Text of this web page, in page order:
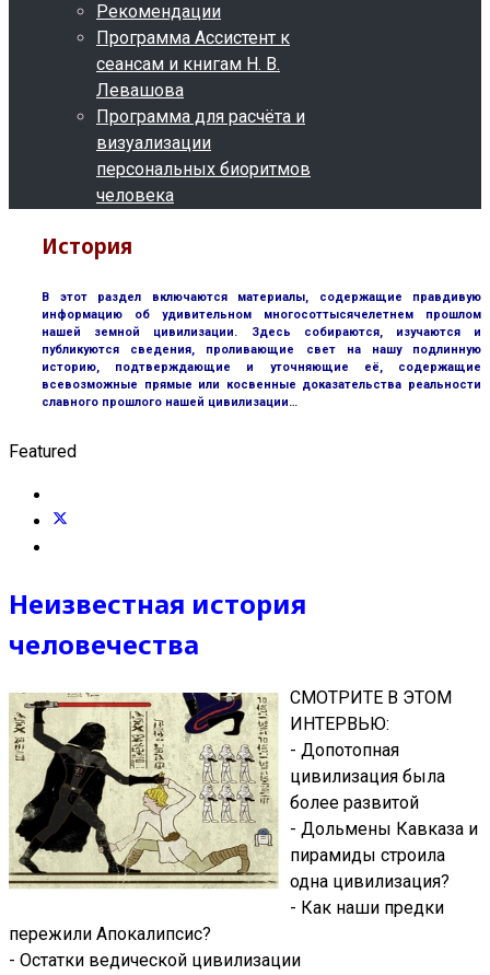
Рекомендации
Программа Ассистент к
сеансам и книгам Н. В.
Левашова
Программа для расчёта и
визуализации
персональных биоритмов
человека
История
В этот раздел включаются материалы, содержащие правдивую
информацию об удивительном многосоттысячелетнем прошлом
нашей земной цивилизации. Здесь собираются, изучаются и
публикуются сведения, проливающие свет на нашу подлинную
историю, подтверждающие и уточняющие её, содержащие
всевозможные прямые или косвенные доказательства реальности
славного прошлого нашей цивилизации…
Featured
Неизвестная история
человечества
СМОТРИТЕ В ЭТОМ
ИНТЕРВЬЮ:
- Допотопная
цивилизация была
более развитой
- Дольмены Кавказа и
пирамиды строила
одна цивилизация?
- Как наши предки
пережили Апокалипсис?
- Остатки ведической цивилизации